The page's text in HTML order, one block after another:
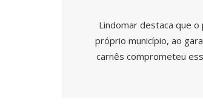
Lindomar destaca que
próprio município, ao
carnês comprometeu